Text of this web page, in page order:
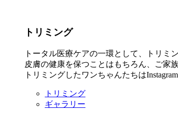
トリミング
トータル医療ケアの一環として、トリミ
皮膚の健康を保つことはもちろん、ご家
トリミングしたワンちゃんたちは
トリミング
ギャラリー